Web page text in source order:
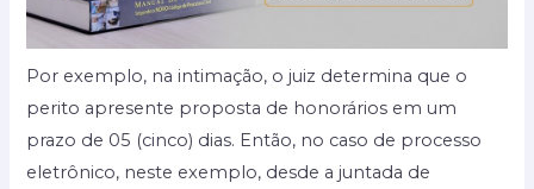
Por exemplo, na intimação, o juiz determina que o
perito apresente proposta de honorários em um
prazo de 05 (cinco) dias. Então, no caso de processo
eletrônico, neste exemplo, desde a juntada de